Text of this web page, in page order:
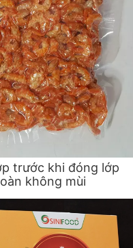
trước khi đóng lớp
không mùi